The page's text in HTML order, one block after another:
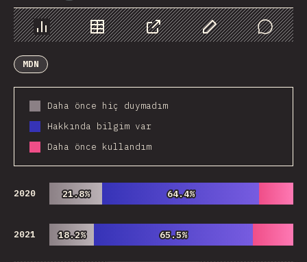
Chart Data Share Customize Data
Comments
MDN
Daha önce hiç duymadım
Hakkında bilgim var
Daha önce kullandım
2020 21.8%
21.8% 64.4%
64.4%
2021 18.2%
18.2% 65.5%
65.5%